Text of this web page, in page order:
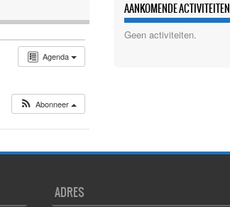
Agenda
Abonneer
AANKOMENDE ACTIVITEITEN
Geen activiteiten.
ADRES